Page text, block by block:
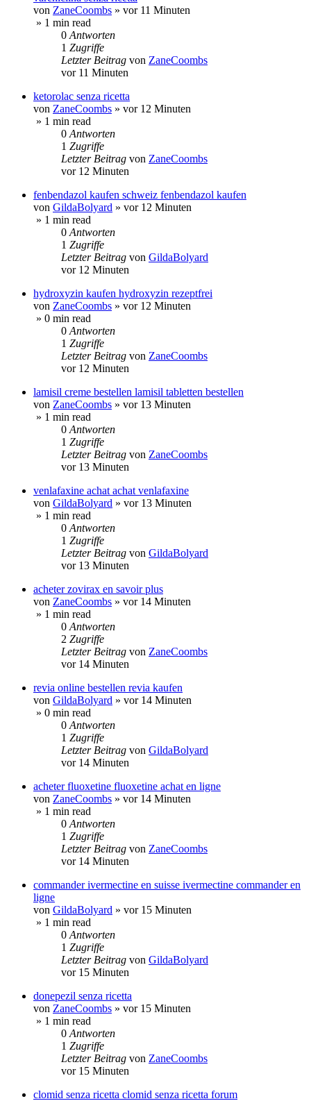
von ZaneCoombs » vor 11 Minuten
» 1 min read
0 Antworten
1 Zugriffe
Letzter Beitrag von ZaneCoombs
vor 11 Minuten
ketorolac senza ricetta
von ZaneCoombs » vor 12 Minuten
» 1 min read
0 Antworten
1 Zugriffe
Letzter Beitrag von ZaneCoombs
vor 12 Minuten
fenbendazol kaufen schweiz fenbendazol kaufen
von GildaBolyard » vor 12 Minuten
» 1 min read
0 Antworten
1 Zugriffe
Letzter Beitrag von GildaBolyard
vor 12 Minuten
hydroxyzin kaufen hydroxyzin rezeptfrei
von ZaneCoombs » vor 12 Minuten
» 0 min read
0 Antworten
1 Zugriffe
Letzter Beitrag von ZaneCoombs
vor 12 Minuten
lamisil creme bestellen lamisil tabletten bestellen
von ZaneCoombs » vor 13 Minuten
» 1 min read
0 Antworten
1 Zugriffe
Letzter Beitrag von ZaneCoombs
vor 13 Minuten
venlafaxine achat achat venlafaxine
von GildaBolyard » vor 13 Minuten
» 1 min read
0 Antworten
1 Zugriffe
Letzter Beitrag von GildaBolyard
vor 13 Minuten
acheter zovirax en savoir plus
von ZaneCoombs » vor 14 Minuten
» 1 min read
0 Antworten
2 Zugriffe
Letzter Beitrag von ZaneCoombs
vor 14 Minuten
revia online bestellen revia kaufen
von GildaBolyard » vor 14 Minuten
» 0 min read
0 Antworten
1 Zugriffe
Letzter Beitrag von GildaBolyard
vor 14 Minuten
acheter fluoxetine fluoxetine achat en ligne
von ZaneCoombs » vor 14 Minuten
» 1 min read
0 Antworten
1 Zugriffe
Letzter Beitrag von ZaneCoombs
vor 14 Minuten
commander ivermectine en suisse ivermectine commander en
ligne
von GildaBolyard » vor 15 Minuten
» 1 min read
0 Antworten
1 Zugriffe
Letzter Beitrag von GildaBolyard
vor 15 Minuten
donepezil senza ricetta
von ZaneCoombs » vor 15 Minuten
» 1 min read
0 Antworten
1 Zugriffe
Letzter Beitrag von ZaneCoombs
vor 15 Minuten
clomid senza ricetta clomid senza ricetta forum